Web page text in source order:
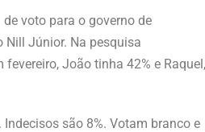
voto para o governo de
Júnior. Na pesquisa
João tinha 42% e Raquel,
são 8%. Votam branco e